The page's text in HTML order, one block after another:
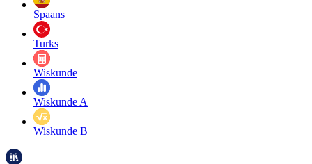
Spaans
Turks
Wiskunde
Wiskunde A
Wiskunde B